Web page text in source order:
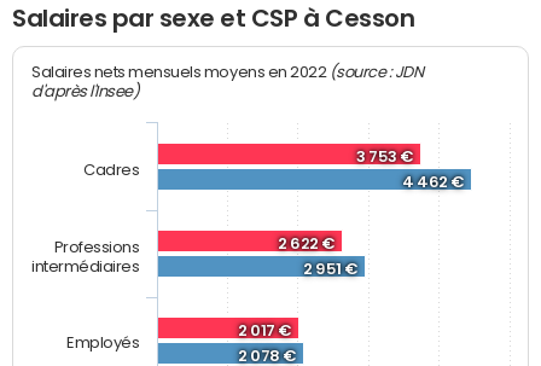
Salaires par sexe et CSP à Cesson
Salaires nets mensuels moyens en 2022 (source : JDN
d'après l'Insee)
3 753 €
2 622 €
2 017 €
4 462 €
2 951 €
2 078 €
Cadres
Professions
intermédiaires
Employés